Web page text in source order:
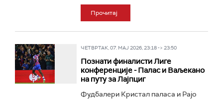
Прочитај
ЧЕТВРТАК, 07. МАЈ 2026, 23:18 -> 23:50
Познати финалисти Лиге
конференције - Палас и Ваљекано
на путу за Лајпциг
Фудбалери Кристал паласа и Рајо